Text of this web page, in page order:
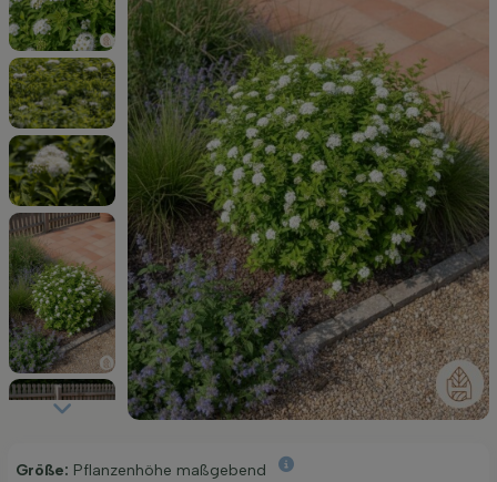
Größe: Pflanzenhöhe maßgebend